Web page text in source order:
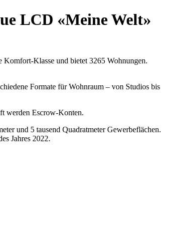
LCD «Meine Welt»
Klasse und bietet 3265 Wohnungen.
Formate für Wohnraum – von Studios bis
werden Escrow-Konten.
und 5 tausend Quadratmeter Gewerbeflächen.
Jahres 2022.